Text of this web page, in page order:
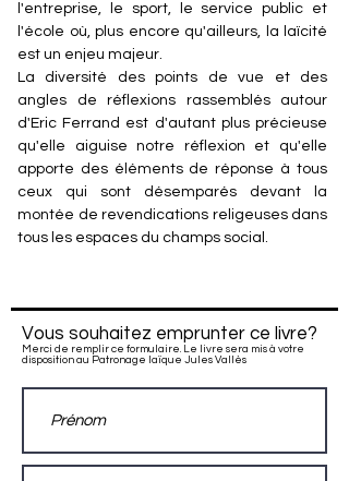
l'entreprise, le sport, le service public et
l'école où, plus encore qu'ailleurs, la laïcité
est un enjeu majeur.
La diversité des points de vue et des
angles de réflexions rassemblés autour
d'Eric Ferrand est d'autant plus précieuse
qu'elle aiguise notre réflexion et qu'elle
apporte des éléments de réponse à tous
ceux qui sont désemparés devant la
montée de revendications religeuses dans
tous les espaces du champs social.
Vous souhaitez emprunter ce livre?
Merci de remplir ce formulaire. Le livre sera mis à votre
disposition au Patronage laïque Jules Vallès